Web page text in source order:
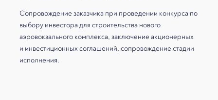
Сопровождение заказчика при проведении конкурса по
выбору инвестора для строительства нового
аэровокзального комплекса, заключение акционерных
и инвестиционных соглашений, сопровождение стадии
исполнения.